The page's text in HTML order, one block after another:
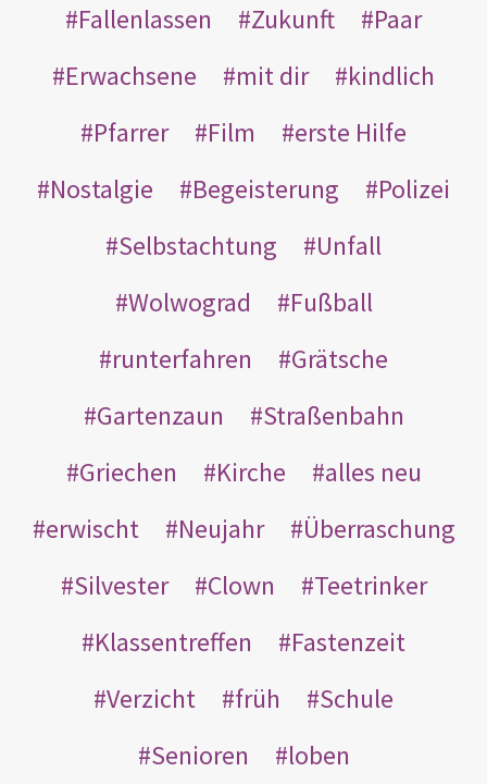
Fallenlassen
Zukunft
Paar
Erwachsene
mit dir
kindlich
Pfarrer
Film
erste Hilfe
Nostalgie
Begeisterung
Polizei
Selbstachtung
Unfall
Wolwograd
Fußball
runterfahren
Grätsche
Gartenzaun
Straßenbahn
Griechen
Kirche
alles neu
erwischt
Neujahr
Überraschung
Silvester
Clown
Teetrinker
Klassentreffen
Fastenzeit
Verzicht
früh
Schule
Senioren
loben